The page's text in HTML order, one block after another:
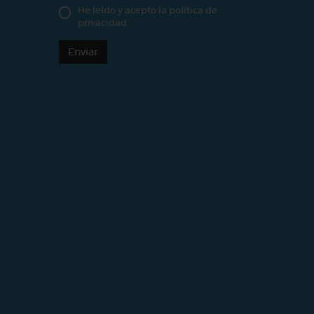
He leído y acepto la política de
privacidad
Enviar